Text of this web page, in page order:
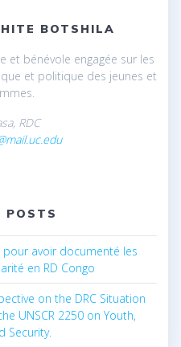
BOTSHILA
et bénévole engagée sur les
et politique des jeunes et
RDC
POSTS
pour avoir documenté les
en RD Congo
on the DRC Situation
UNSCR 2250 on Youth,
Security.